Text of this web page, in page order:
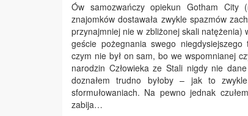
Ów samozwańczy opiekun Gotham City
znajomków dostawała zwykle spazmów
przynajmniej nie w zbliżonej skali natężenia)
geście pożegnania swego
czym nie był on sam, bo we wspomnianej
narodzin Człowieka ze Stali nigdy nie
doznałem trudno byłoby – jak to
sformułowaniach. Na pewno jednak
zabija…